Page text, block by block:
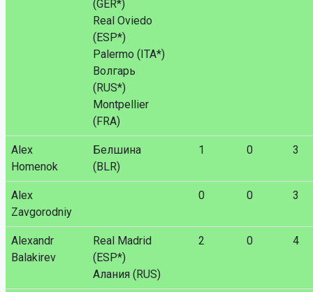
(GER*)
Real Oviedo
(ESP*)
Palermo (ITA*)
Волгарь
(RUS*)
Montpellier
(FRA)
Alex
Homenok
Белшина
(BLR)
1 0 3
Alex
Zavgorodniy
0 0 3
Alexandr
Balakirev
Real Madrid
(ESP*)
Алания (RUS)
2 0 4